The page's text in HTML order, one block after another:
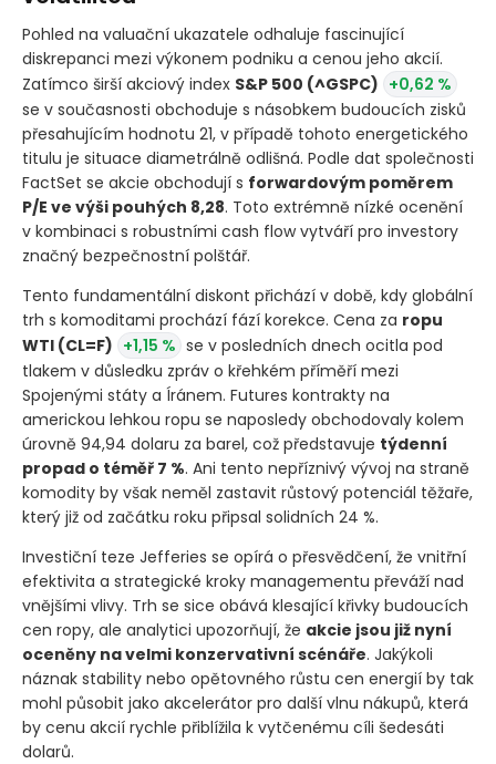
Pohled na valuační ukazatele odhaluje fascinující
diskrepanci mezi výkonem podniku a cenou jeho akcií.
Zatímco širší akciový index S&P 500 (^GSPC) +0,62 %
se v současnosti obchoduje s násobkem budoucích zisků
přesahujícím hodnotu 21, v případě tohoto energetického
titulu je situace diametrálně odlišná. Podle dat společnosti
FactSet se akcie obchodují s forwardovým poměrem
P/E ve výši pouhých 8,28. Toto extrémně nízké ocenění
v kombinaci s robustními cash flow vytváří pro investory
značný bezpečnostní polštář.
Tento fundamentální diskont přichází v době, kdy globální
trh s komoditami prochází fází korekce. Cena za ropu
WTI (CL=F) +1,15 % se v posledních dnech ocitla pod
tlakem v důsledku zpráv o křehkém příměří mezi
Spojenými státy a Íránem. Futures kontrakty na
americkou lehkou ropu se naposledy obchodovaly kolem
úrovně 94,94 dolaru za barel, což představuje týdenní
propad o téměř 7 %. Ani tento nepříznivý vývoj na straně
komodity by však neměl zastavit růstový potenciál těžaře,
který již od začátku roku připsal solidních 24 %.
Investiční teze Jefferies se opírá o přesvědčení, že vnitřní
efektivita a strategické kroky managementu převáží nad
vnějšími vlivy. Trh se sice obává klesající křivky budoucích
cen ropy, ale analytici upozorňují, že akcie jsou již nyní
oceněny na velmi konzervativní scénáře. Jakýkoli
náznak stability nebo opětovného růstu cen energií by tak
mohl působit jako akcelerátor pro další vlnu nákupů, která
by cenu akcií rychle přiblížila k vytčenému cíli šedesáti
dolarů.